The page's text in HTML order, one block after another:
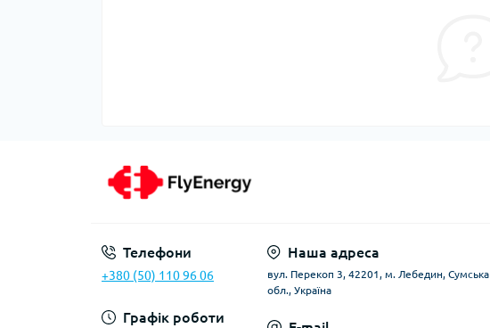
Телефони
+380 (50) 110 96 06
Графік роботи
Наша адреса
вул. Перекоп 3, 42201, м. Лебедин, Сумська
обл., Україна